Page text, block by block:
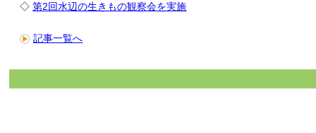
◇第2回水辺の生きもの観察会を実施
記事一覧へ